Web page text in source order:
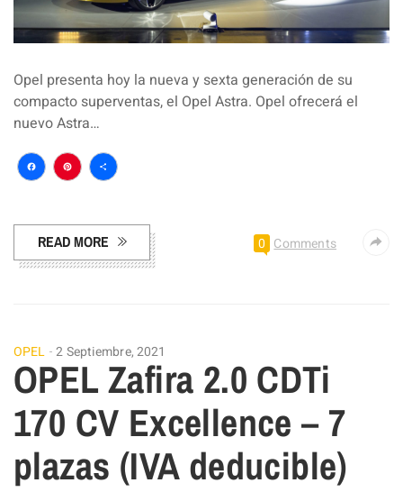
Opel presenta hoy la nueva y sexta generación de su
compacto superventas, el Opel Astra. Opel ofrecerá el
nuevo Astra…
Facebook
Pinterest
Compartir
READ MORE 0 Comments
OPEL 2 Septiembre, 2021
OPEL Zafira 2.0 CDTi
170 CV Excellence – 7
plazas (IVA deducible)